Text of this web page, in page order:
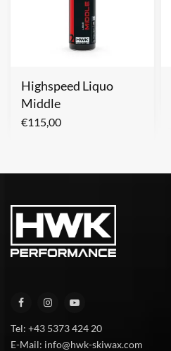
Highspeed Liquo
Middle
€115,00
Tel: +43 5373 424 20
E-Mail: info@hwk-skiwax.com